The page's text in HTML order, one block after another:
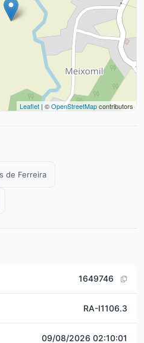
Leaflet | ©OpenStreetMapcontributors
de Ferreira
1649746
RA-I1106.3
09/08/2026 02:10:01